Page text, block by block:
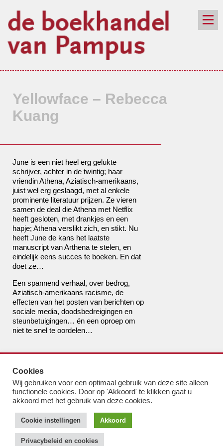
Yellowface – Rebecca
Kuang
June is een niet heel erg gelukte
schrijver, achter in de twintig; haar
vriendin Athena, Aziatisch-amerikaans,
juist wel erg geslaagd, met al enkele
prominente literatuur prijzen. Ze vieren
samen de deal die Athena met Netflix
heeft gesloten, met drankjes en een
hapje; Athena verslikt zich, en stikt. Nu
heeft June de kans het laatste
manuscript van Arthena te stelen, en
eindelijk eens succes te boeken. En dat
doet ze…
Een spannend verhaal, over bedrog,
Aziatisch-amerikaans racisme, de
effecten van het posten van berichten op
sociale media, doodsbedreigingen en
steunbetuigingen… én een oproep om
niet te snel te oordelen…
bestel@boekhandelvanpampus.nl
van Eesterenlaan 17
1019 JK Amsterdam
u appt ons 06 1544 8310
u belt ons 020 419 3023
Algemene Voorwaarden
Cookies
Wij gebruiken voor een optimaal gebruik van deze site alleen
functionele cookies. Door op 'Akkoord' te klikken gaat u
akkoord met het gebruik van deze cookies.
Cookie instellingen Akkoord
Privacybeleid en cookies